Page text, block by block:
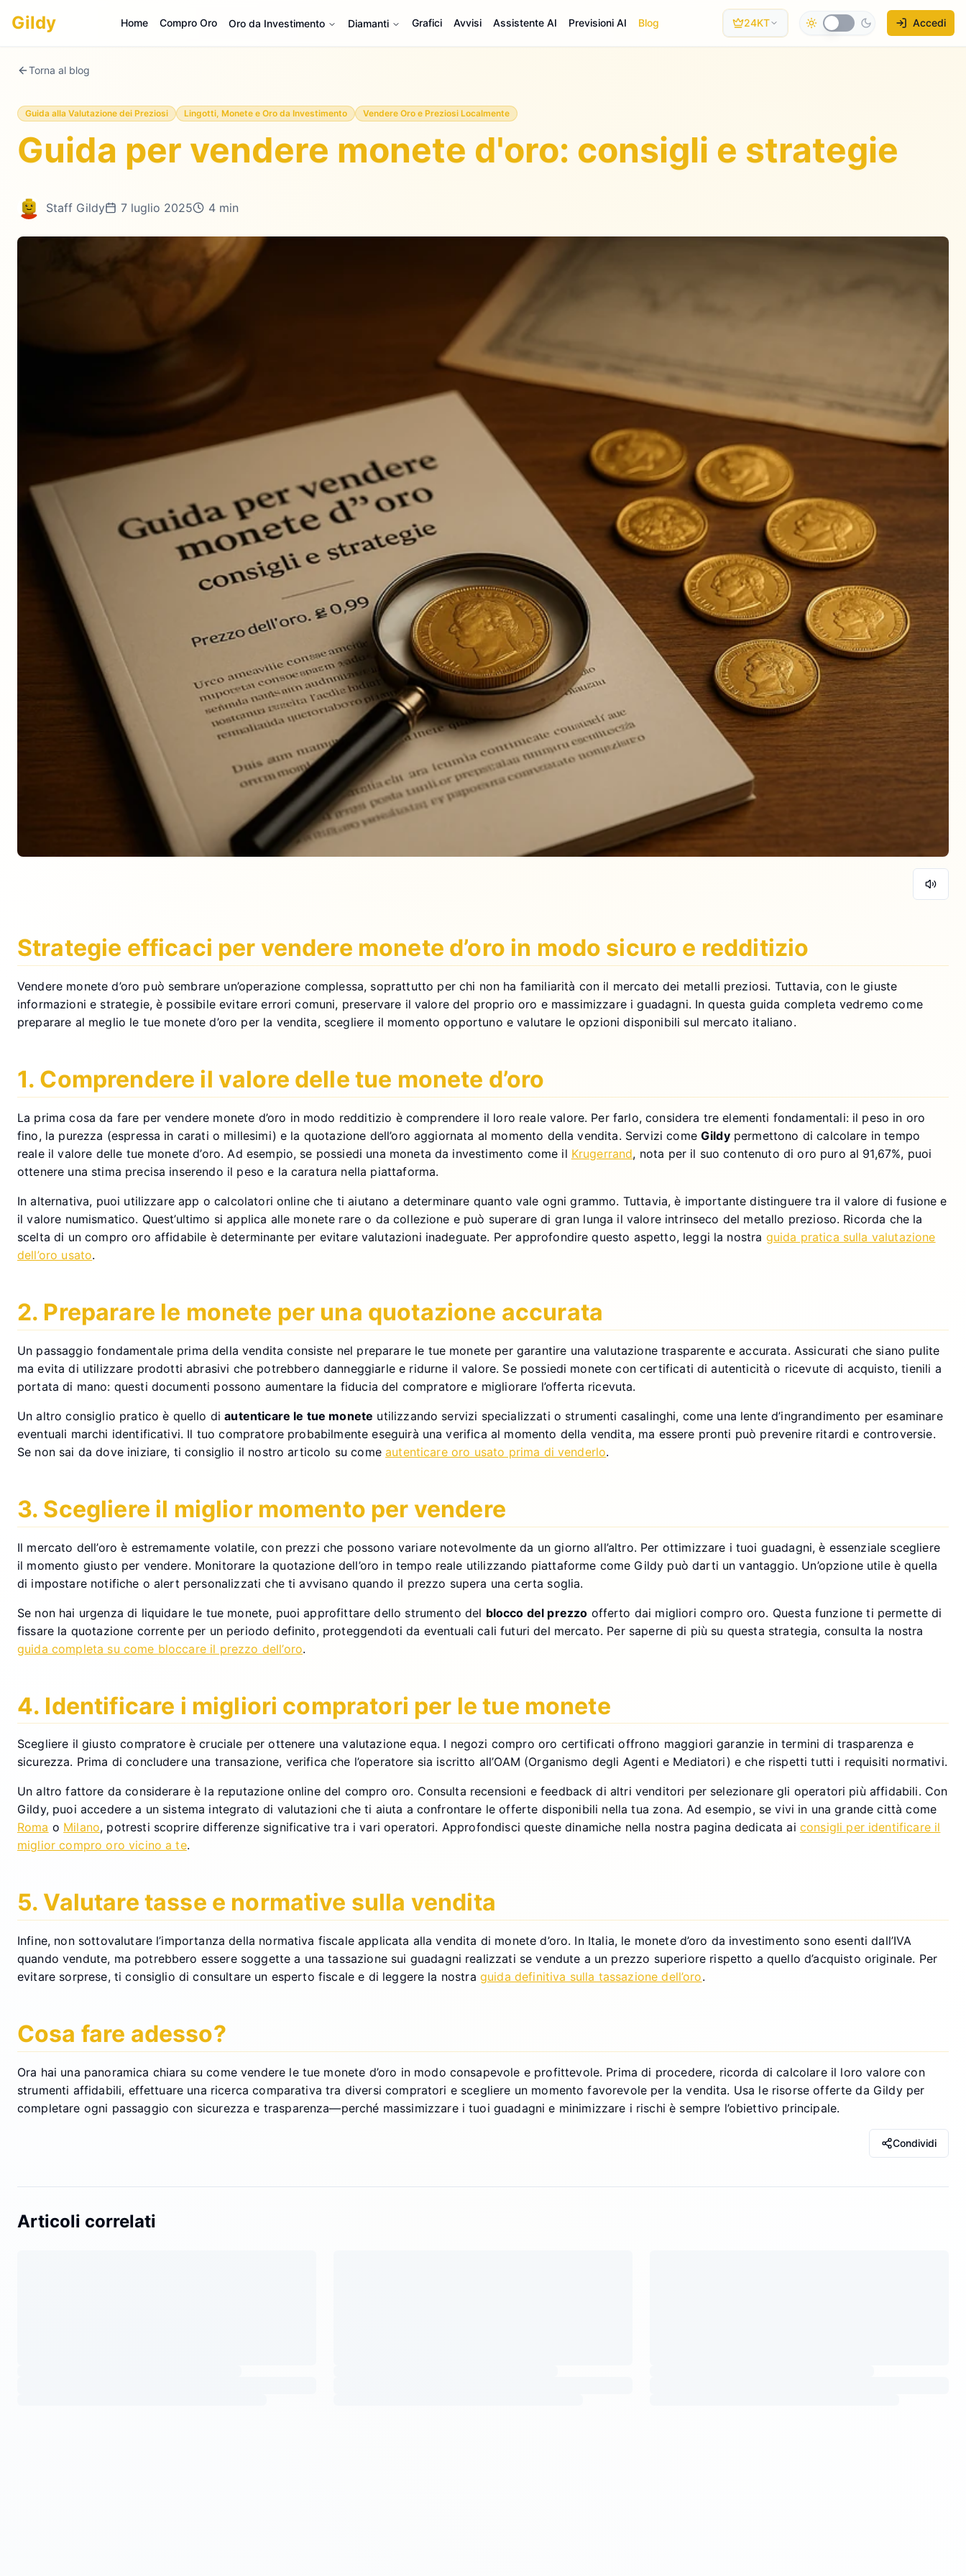
Gildy Home Compro Oro Oro da Investimento Diamanti Grafici Avvisi Assistente AI Previsioni AI Blog 24KT Accedi
Torna al blog
Guida alla Valutazione dei Preziosi Lingotti, Monete e Oro da Investimento Vendere Oro e Preziosi Localmente
Guida per vendere monete d'oro: consigli e strategie
Staff Gildy 7 luglio 2025 4 min
Strategie efficaci per vendere monete d’oro in modo sicuro e redditizio
Vendere monete d’oro può sembrare un’operazione complessa, soprattutto per chi non ha familiarità con il mercato dei metalli preziosi. Tuttavia, con le giuste
informazioni e strategie, è possibile evitare errori comuni, preservare il valore del proprio oro e massimizzare i guadagni. In questa guida completa vedremo come
preparare al meglio le tue monete d’oro per la vendita, scegliere il momento opportuno e valutare le opzioni disponibili sul mercato italiano.
1. Comprendere il valore delle tue monete d’oro
La prima cosa da fare per vendere monete d’oro in modo redditizio è comprendere il loro reale valore. Per farlo, considera tre elementi fondamentali: il peso in oro
fino, la purezza (espressa in carati o millesimi) e la quotazione dell’oro aggiornata al momento della vendita. Servizi come Gildypermettono di calcolare in tempo
reale il valore delle tue monete d’oro. Ad esempio, se possiedi una moneta da investimento come il Krugerrand, nota per il suo contenuto di oro puro al 91,67%, puoi
ottenere una stima precisa inserendo il peso e la caratura nella piattaforma.
In alternativa, puoi utilizzare app o calcolatori online che ti aiutano a determinare quanto vale ogni grammo. Tuttavia, è importante distinguere tra il valore di fusione e
il valore numismatico. Quest’ultimo si applica alle monete rare o da collezione e può superare di gran lunga il valore intrinseco del metallo prezioso. Ricorda che la
scelta di un compro oro affidabile è determinante per evitare valutazioni inadeguate. Per approfondire questo aspetto, leggi la nostra guida pratica sulla valutazione
dell’oro usato.
2. Preparare le monete per una quotazione accurata
Un passaggio fondamentale prima della vendita consiste nel preparare le tue monete per garantire una valutazione trasparente e accurata. Assicurati che siano pulite
ma evita di utilizzare prodotti abrasivi che potrebbero danneggiarle e ridurne il valore. Se possiedi monete con certificati di autenticità o ricevute di acquisto, tienili a
portata di mano: questi documenti possono aumentare la fiducia del compratore e migliorare l’offerta ricevuta.
Un altro consiglio pratico è quello diautenticare le tue monete utilizzando servizi specializzati o strumenti casalinghi, come una lente d’ingrandimento per esaminare
eventuali marchi identificativi. Il tuo compratore probabilmente eseguirà una verifica al momento della vendita, ma essere pronti può prevenire ritardi e controversie.
Se non sai da dove iniziare, ti consiglio il nostro articolo su comeautenticare oro usato prima di venderlo.
3. Scegliere il miglior momento per vendere
Il mercato dell’oro è estremamente volatile, con prezzi che possono variare notevolmente da un giorno all’altro. Per ottimizzare i tuoi guadagni, è essenziale scegliere
il momento giusto per vendere. Monitorare la quotazione dell’oro in tempo reale utilizzando piattaforme come Gildy può darti un vantaggio. Un’opzione utile è quella
di impostare notifiche o alert personalizzati che ti avvisano quando il prezzo supera una certa soglia.
Se non hai urgenza di liquidare le tue monete, puoi approfittare dello strumento del blocco del prezzo offerto dai migliori compro oro. Questa funzione ti permette di
fissare la quotazione corrente per un periodo definito, proteggendoti da eventuali cali futuri del mercato. Per saperne di più su questa strategia, consulta la nostra
guida completa su come bloccare il prezzo dell’oro.
4. Identificare i migliori compratori per le tue monete
Scegliere il giusto compratore è cruciale per ottenere una valutazione equa. I negozi compro oro certificati offrono maggiori garanzie in termini di trasparenza e
sicurezza. Prima di concludere una transazione, verifica che l’operatore sia iscritto all’OAM (Organismo degli Agenti e Mediatori) e che rispetti tutti i requisiti normativi.
Un altro fattore da considerare è la reputazione online del compro oro. Consulta recensioni e feedback di altri venditori per selezionare gli operatori più affidabili. Con
Gildy, puoi accedere a un sistema integrato di valutazioni che ti aiuta a confrontare le offerte disponibili nella tua zona. Ad esempio, se vivi in una grande città come
Roma o Milano, potresti scoprire differenze significative tra i vari operatori. Approfondisci queste dinamiche nella nostra pagina dedicata ai consigli per identificare il
miglior compro oro vicino a te.
5. Valutare tasse e normative sulla vendita
Infine, non sottovalutare l’importanza della normativa fiscale applicata alla vendita di monete d’oro. In Italia, le monete d’oro da investimento sono esenti dall’IVA
quando vendute, ma potrebbero essere soggette a una tassazione sui guadagni realizzati se vendute a un prezzo superiore rispetto a quello d’acquisto originale. Per
evitare sorprese, ti consiglio di consultare un esperto fiscale e di leggere la nostra guida definitiva sulla tassazione dell’oro.
Cosa fare adesso?
Ora hai una panoramica chiara su come vendere le tue monete d’oro in modo consapevole e profittevole. Prima di procedere, ricorda di calcolare il loro valore con
strumenti affidabili, effettuare una ricerca comparativa tra diversi compratori e scegliere un momento favorevole per la vendita. Usa le risorse offerte da Gildy per
completare ogni passaggio con sicurezza e trasparenza—perché massimizzare i tuoi guadagni e minimizzare i rischi è sempre l’obiettivo principale.
Condividi
Articoli correlati